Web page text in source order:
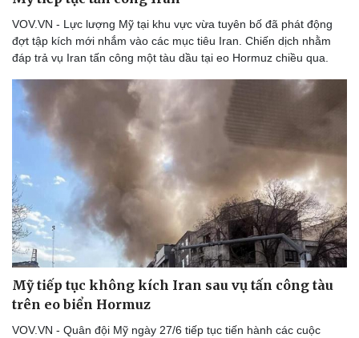
VOV.VN - Lực lượng Mỹ tại khu vực vừa tuyên bố đã phát động
đợt tập kích mới nhắm vào các mục tiêu Iran. Chiến dịch nhằm
đáp trả vụ Iran tấn công một tàu dầu tại eo Hormuz chiều qua.
Mỹ tiếp tục không kích Iran sau vụ tấn công tàu
trên eo biển Hormuz
VOV.VN - Quân đội Mỹ ngày 27/6 tiếp tục tiến hành các cuộc